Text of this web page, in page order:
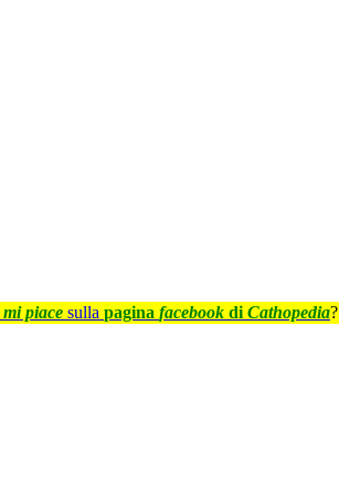
mi piace sulla pagina facebook di Cathopedia?